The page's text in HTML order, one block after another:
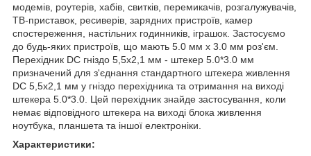
модемів, роутерів, хабів, свитків, перемикачів, розгалужувачів,
ТВ-приставок, ресиверів, зарядних пристроїв, камер
спостереження, настільних годинників, іграшок. Застосуємо
до будь-яких пристроїв, що мають 5.0 мм х 3.0 мм роз'єм.
Перехідник DC гніздо 5,5х2,1 мм - штекер 5.0*3.0 мм
призначений для з'єднання стандартного штекера живлення
DC 5,5х2,1 мм у гніздо перехідника та отримання на виході
штекера 5.0*3.0. Цей перехідник знайде застосування, коли
немає відповідного штекера на виході блока живлення
ноутбука, планшета та іншої електроніки.
Характеристики: